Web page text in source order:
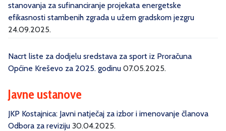
stanovanja za sufinanciranje projekata energetske
efikasnosti stambenih zgrada u užem gradskom jezgru
24.09.2025.
Nacrt liste za dodjelu sredstava za sport iz Proračuna
Općine Kreševo za 2025. godinu 07.05.2025.
Javne ustanove
JKP Kostajnica: Javni natječaj za izbor i imenovanje članova
Odbora za reviziju 30.04.2025.